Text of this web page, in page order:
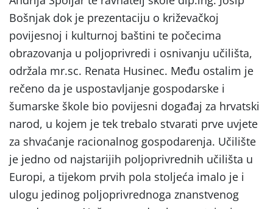
Bošnjak dok je prezentaciju o križevačkoj
povijesnoj i kulturnoj baštini te počecima
obrazovanja u poljoprivredi i osnivanju učilišta,
održala mr.sc. Renata Husinec. Među ostalim je
rečeno da je uspostavljanje gospodarske i
šumarske škole bio povijesni događaj za hrvatski
narod, u kojem je tek trebalo stvarati prve uvjete
za shvaćanje racionalnog gospodarenja. Učilište
je jedno od najstarijih poljoprivrednih učilišta u
Europi, a tijekom prvih pola stoljeća imalo je i
ulogu jedinog poljoprivrednoga znanstvenog